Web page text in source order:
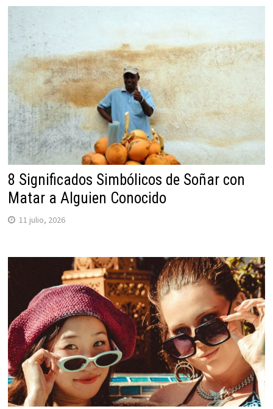
8 Significados Simbólicos de Soñar con
Matar a Alguien Conocido
11 julio, 2026